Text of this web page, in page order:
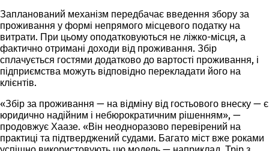
Запланований механізм передбачає введення збору за
проживання у формі непрямого місцевого податку на
витрати. При цьому оподатковуються не ліжко-місця, а
фактично отримані доходи від проживання. Збір
сплачується гостями додатково до вартості проживання, і
підприємства можуть відповідно перекладати його на
клієнтів.
«Збір за проживання — на відміну від гостьового внеску — є
юридично надійним і небюрократичним рішенням», —
продовжує Хаазе. «Він неодноразово перевірений на
практиці та підтверджений судами. Багато міст вже роками